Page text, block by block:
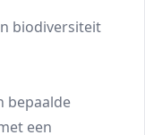
biodiversiteit
bepaalde
een